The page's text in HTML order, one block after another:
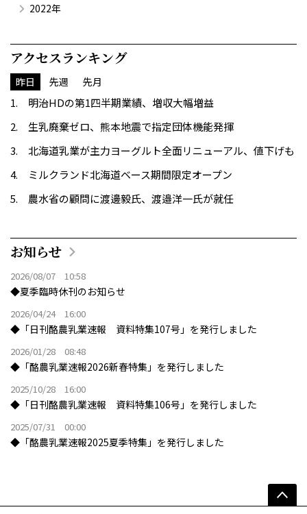
2022年
アクセスランキング
昨日 先週 先月
明治HDの第1四半期業績、増収大幅増益
生乳廃棄ゼロ、熊本地震で指定団体機能発揮
北海道乳業が主力ヨーグルト全面リニューアル、値下げも
ミルクランド北海道ベース期間限定オープン
農水省の顧問に渡邊毅氏、渡邉洋一氏が就任
お知らせ
2026/08/07 10:58
◆夏季臨時休刊のお知らせ
2026/04/24 16:00
◆「日刊酪農乳業速報 資料特集107号」を発行しました
2026/01/28 08:48
◆「酪農乳業速報2026新春特集」を発行しました
2025/10/28 16:00
◆「日刊酪農乳業速報 資料特集106号」を発行しました
2025/07/31 00:00
◆「酪農乳業速報2025夏季特集」を発行しました